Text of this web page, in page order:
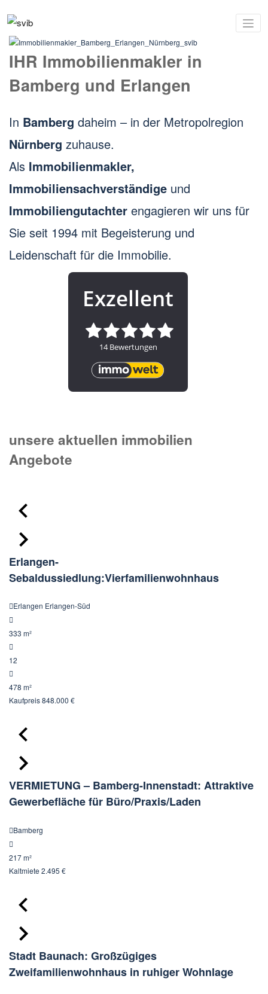
zum
svib
IHR Immobilienmakler in
Bamberg und Erlan­gen
In Bamberg daheim – in der Metropolregion
Nürnberg zuhause.
Als Immobilienmakler,
Immobiliensachverständige und
Immobiliengutachter engagieren wir uns für
Sie seit 1994 mit Begeisterung und
Leidenschaft für die Immobilie.
unsere aktuellen immobilien
Angebote
Erlangen-
Sebaldussiedlung:Vierfamilienwohnhaus
Erlangen Erlangen-Süd
333 m²
12
478 m²
Kaufpreis848.000 €
VERMIETUNG – Bamberg-Innenstadt: Attraktive
Gewerbefläche für Büro/Praxis/Laden
Bamberg
217 m²
Kaltmiete 2.495 €
Stadt Baunach: Großzügiges
Zweifamilienwohnhaus in ruhiger Wohnlage